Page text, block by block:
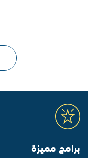
برامج مميزة